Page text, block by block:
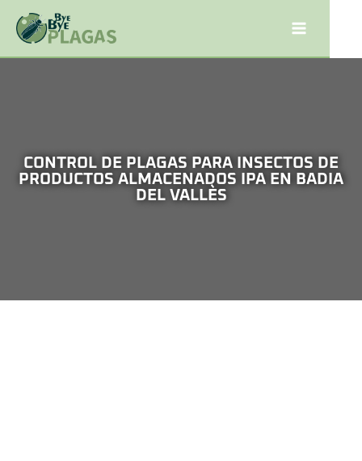
CONTROL DE PLAGAS PARA INSECTOS DE
PRODUCTOS ALMACENADOS IPA EN BADIA
DEL VALLÈS